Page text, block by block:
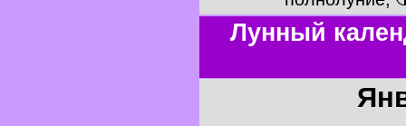
Лунный